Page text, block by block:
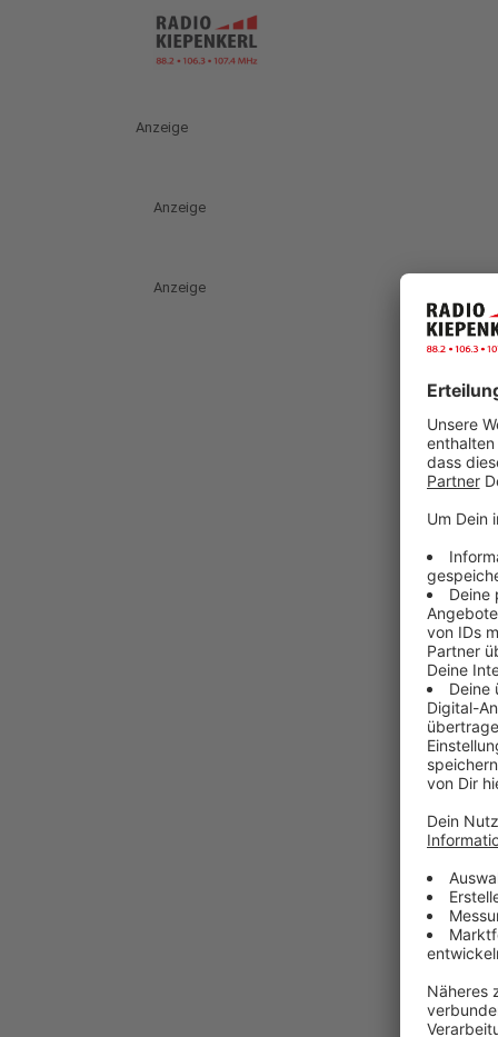
Anzeige
Anzeige
Anzeige